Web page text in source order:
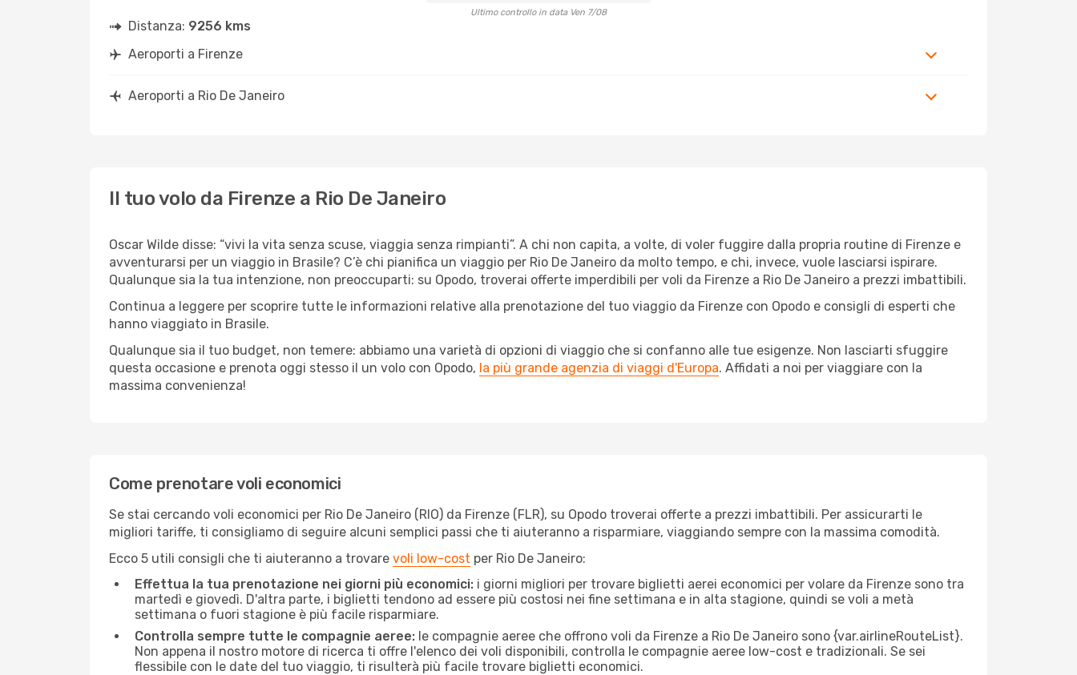
Ultimo controllo in data Ven 7/08
Distanza: 9256 kms
Aeroporti a Firenze
Aeroporti a Rio De Janeiro
Il tuo volo da Firenze a Rio De Janeiro
Oscar Wilde disse: “vivi la vita senza scuse, viaggia senza rimpianti”. A chi non capita, a volte, di voler fuggire dalla propria routine di Firenze e
avventurarsi per un viaggio in Brasile? C’è chi pianifica un viaggio per Rio De Janeiro da molto tempo, e chi, invece, vuole lasciarsi ispirare.
Qualunque sia la tua intenzione, non preoccuparti: su Opodo, troverai offerte imperdibili per voli da Firenze a Rio De Janeiro a prezzi imbattibili.
Continua a leggere per scoprire tutte le informazioni relative alla prenotazione del tuo viaggio da Firenze con Opodo e consigli di esperti che
hanno viaggiato in Brasile.
Qualunque sia il tuo budget, non temere: abbiamo una varietà di opzioni di viaggio che si confanno alle tue esigenze. Non lasciarti sfuggire
questa occasione e prenota oggi stesso il un volo con Opodo, la più grande agenzia di viaggi d'Europa. Affidati a noi per viaggiare con la
massima convenienza!
Come prenotare voli economici
Se stai cercando voli economici per Rio De Janeiro (RIO) da Firenze (FLR), su Opodo troverai offerte a prezzi imbattibili. Per assicurarti le
migliori tariffe, ti consigliamo di seguire alcuni semplici passi che ti aiuteranno a risparmiare, viaggiando sempre con la massima comodità.
Ecco 5 utili consigli che ti aiuteranno a trovare voli low-cost per Rio De Janeiro:
Effettua la tua prenotazione nei giorni più economici: i giorni migliori per trovare biglietti aerei economici per volare da Firenze sono tra
martedì e giovedì. D'altra parte, i biglietti tendono ad essere più costosi nei fine settimana e in alta stagione, quindi se voli a metà
settimana o fuori stagione è più facile risparmiare.
Controlla sempre tutte le compagnie aeree: le compagnie aeree che offrono voli da Firenze a Rio De Janeiro sono {​var.airlineRouteList}.
Non appena il nostro motore di ricerca ti offre l'elenco dei voli disponibili, controlla le compagnie aeree low-cost e tradizionali. Se sei
flessibile con le date del tuo viaggio, ti risulterà più facile trovare biglietti economici.